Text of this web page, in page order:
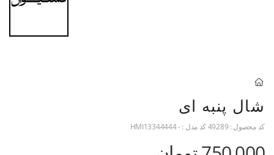
شال پنبه ای
کد محصول : 49289کد مدل :- HMI13344444